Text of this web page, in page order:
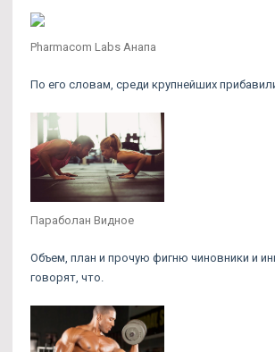
Pharmacom Labs Анапа
По его словам, среди крупнейших
Параболан Видное
Объем, план и прочую фигню чиновники и
говорят, что.